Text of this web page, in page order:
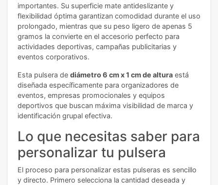
importantes. Su superficie mate antideslizante y
flexibilidad óptima garantizan comodidad durante el uso
prolongado, mientras que su peso ligero de apenas 5
gramos la convierte en el accesorio perfecto para
actividades deportivas, campañas publicitarias y
eventos corporativos.
Esta pulsera de diámetro 6 cm x 1 cm de altura está
diseñada específicamente para organizadores de
eventos, empresas promocionales y equipos
deportivos que buscan máxima visibilidad de marca y
identificación grupal efectiva.
Lo que necesitas saber para
personalizar tu pulsera
El proceso para personalizar estas pulseras es sencillo
y directo. Primero selecciona la cantidad deseada y